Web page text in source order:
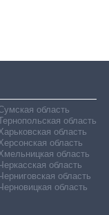
область
область
область
область
область
область
область
область